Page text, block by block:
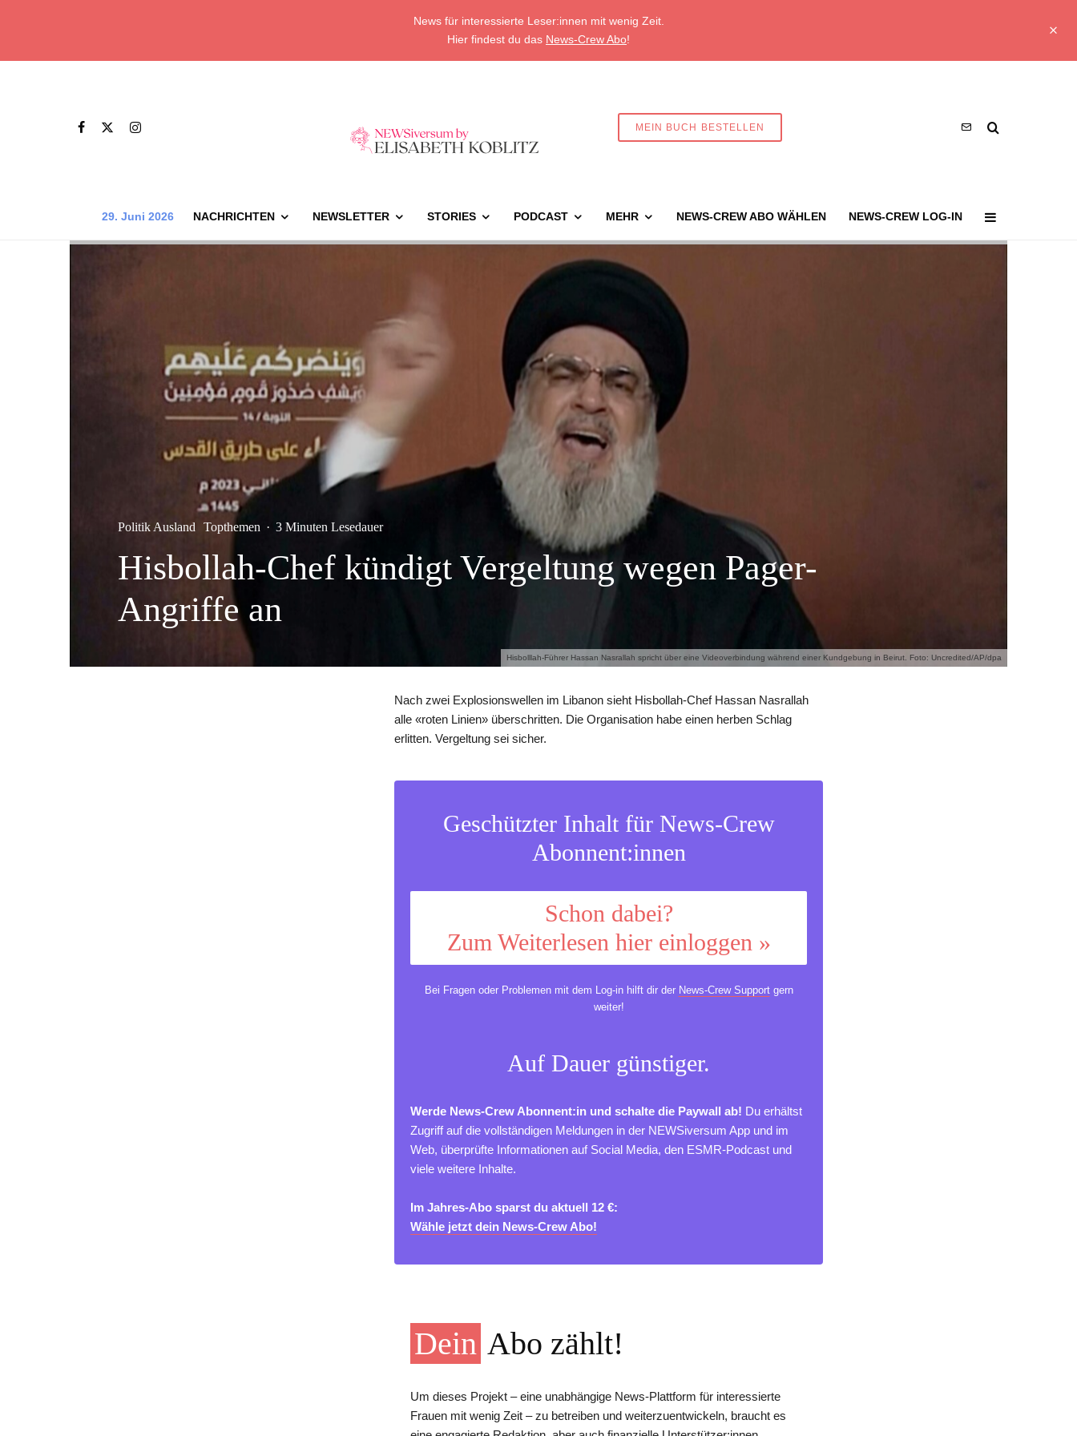
News für interessierte Leser:innen mit wenig Zeit.
Hier findest du das News-Crew Abo!
MEIN BUCH BESTELLEN
29. Juni 2026 NACHRICHTEN NEWSLETTER STORIES PODCAST MEHR NEWS-CREW ABO WÄHLEN NEWS-CREW LOG-IN
Hisbolllah-Führer Hassan Nasrallah spricht über eine Videoverbindung während einer Kundgebung in Beirut. Foto: Uncredited/AP/dpa
Politik Ausland Topthemen · 3 Minuten Lesedauer
Hisbollah-Chef kündigt Vergeltung wegen Pager-
Angriffe an
Nach zwei Explosionswellen im Libanon sieht Hisbollah-Chef Hassan Nasrallah
alle «roten Linien» überschritten. Die Organisation habe einen herben Schlag
erlitten. Vergeltung sei sicher.
Geschützter Inhalt für News-Crew
Abonnent:innen
Schon dabei?
Zum Weiterlesen hier einloggen »
Bei Fragen oder Problemen mit dem Log-in hilft dir der News-Crew Supportgern
weiter!
Auf Dauer günstiger.
Werde News-Crew Abonnent:in und schalte die Paywall ab! Du erhältst
Zugriff auf die vollständigen Meldungen in der NEWSiversum App und im
Web, überprüfte Informationen auf Social Media, den ESMR-Podcast und
viele weitere Inhalte.
Im Jahres-Abo sparst du aktuell 12 €:
Wähle jetzt dein News-Crew Abo!
Dein Abo zählt!
Um dieses Projekt – eine unabhängige News-Plattform für interessierte
Frauen mit wenig Zeit – zu betreiben und weiterzuentwickeln, braucht es